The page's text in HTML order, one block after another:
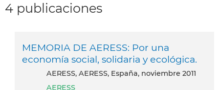
4 publicaciones
MEMORIA DE AERESS: Por una
economía social, solidaria y ecológica.
AERESS, AERESS, España, noviembre 2011
AERESS